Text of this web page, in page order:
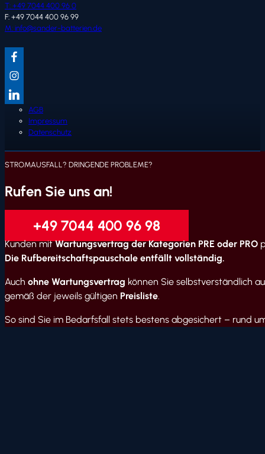
T: +49 7044 400 96 0
F: +49 7044 400 96 99
M: info@sander-batterien.de
AGB
Impressum
Datenschutz
Rufen Sie uns an!
STROMAUSFALL? DRINGENDE PROBLEME?
+49 7044 400 96 98
Kunden mitWartungsvertrag der Kategorien PRE oder PRO
Die Rufbereitschaftspauschale entfällt vollständig.
Auch ohne Wartungsvertrag können Sie selbstverständlich
gemäß der jeweils gültigen Preisliste.
So sind Sie im Bedarfsfall stets bestens abgesichert – rund